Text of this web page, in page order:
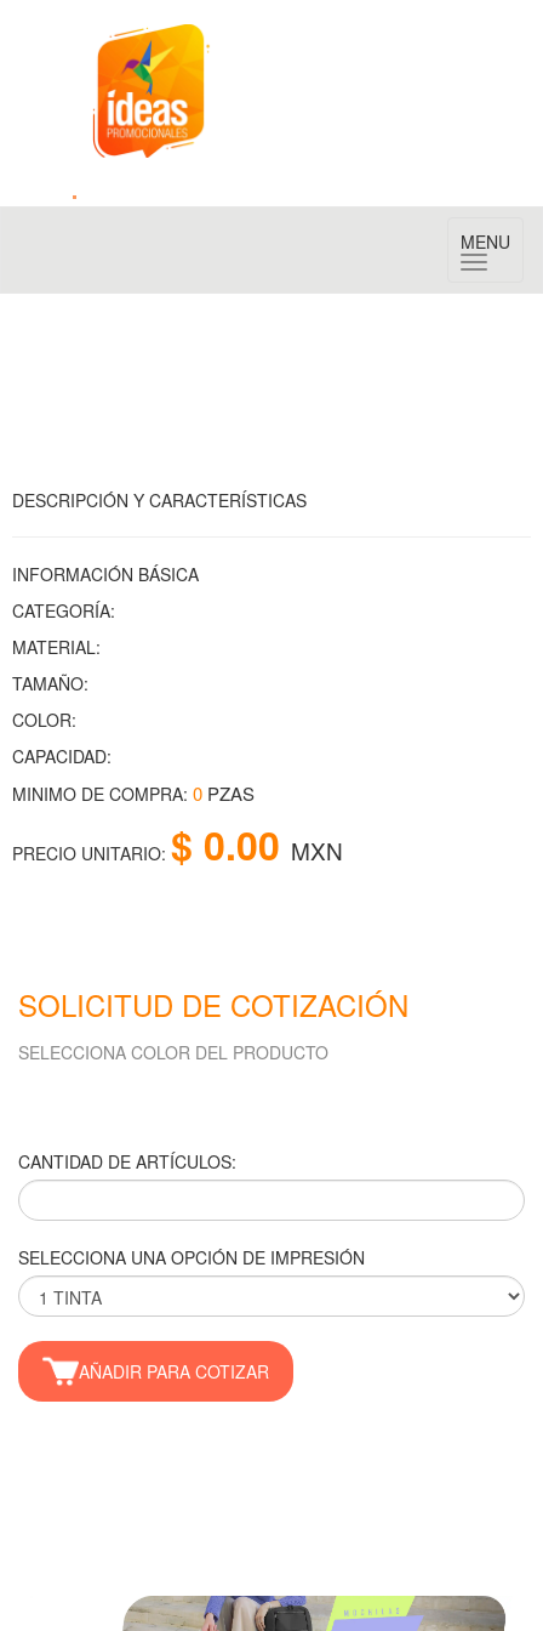
Toggle
navigation
MENU
DESCRIPCIÓN Y CARACTERÍSTICAS
INFORMACIÓN BÁSICA
CATEGORÍA:
MATERIAL:
TAMAÑO:
COLOR:
CAPACIDAD:
MINIMO DE COMPRA: 0 PZAS
PRECIO UNITARIO: $ 0.00 MXN
SOLICITUD DE COTIZACIÓN
SELECCIONA COLOR DEL PRODUCTO
CANTIDAD DE ARTÍCULOS:
SELECCIONA UNA OPCIÓN DE IMPRESIÓN
AÑADIR PARA COTIZAR